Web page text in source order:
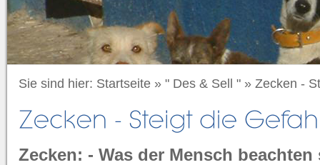
Sie sind hier: Startseite » " Des & Sell " » Zecken -
Zecken: - Was der Mensch beachten